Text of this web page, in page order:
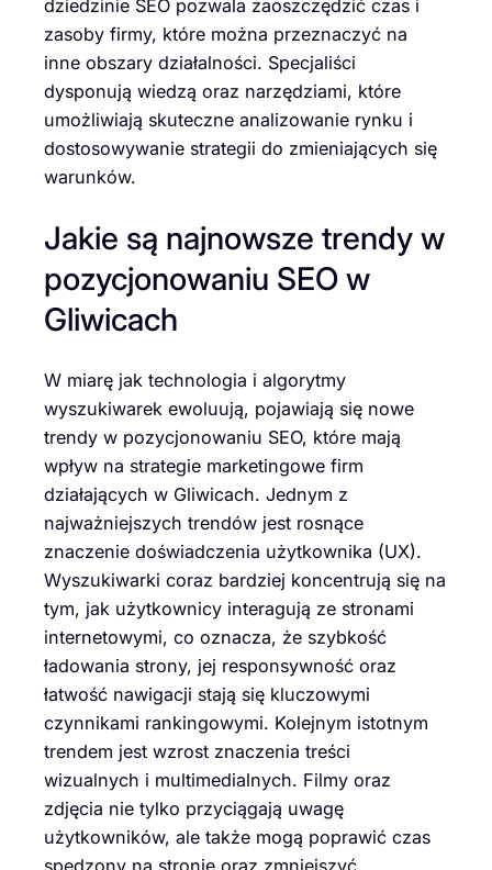
dziedzinie SEO pozwala zaoszczędzić czas i
zasoby firmy, które można przeznaczyć na
inne obszary działalności. Specjaliści
dysponują wiedzą oraz narzędziami, które
umożliwiają skuteczne analizowanie rynku i
dostosowywanie strategii do zmieniających się
warunków.
Jakie są najnowsze trendy w
pozycjonowaniu SEO w
Gliwicach
W miarę jak technologia i algorytmy
wyszukiwarek ewoluują, pojawiają się nowe
trendy w pozycjonowaniu SEO, które mają
wpływ na strategie marketingowe firm
działających w Gliwicach. Jednym z
najważniejszych trendów jest rosnące
znaczenie doświadczenia użytkownika (UX).
Wyszukiwarki coraz bardziej koncentrują się na
tym, jak użytkownicy interagują ze stronami
internetowymi, co oznacza, że szybkość
ładowania strony, jej responsywność oraz
łatwość nawigacji stają się kluczowymi
czynnikami rankingowymi. Kolejnym istotnym
trendem jest wzrost znaczenia treści
wizualnych i multimedialnych. Filmy oraz
zdjęcia nie tylko przyciągają uwagę
użytkowników, ale także mogą poprawić czas
spędzony na stronie oraz zmniejszyć